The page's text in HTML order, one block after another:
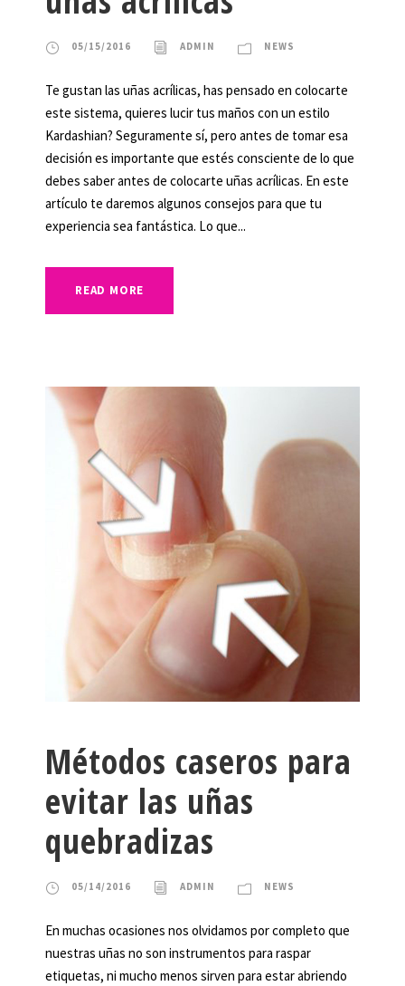
05/15/2016 ADMIN NEWS
Te gustan las uñas acrílicas, has pensado en colocarte
este sistema, quieres lucir tus maños con un estilo
Kardashian? Seguramente sí, pero antes de tomar esa
decisión es importante que estés consciente de lo que
debes saber antes de colocarte uñas acrílicas. En este
artículo te daremos algunos consejos para que tu
experiencia sea fantástica. Lo que...
READ MORE
Métodos caseros para
evitar las uñas
quebradizas
05/14/2016 ADMIN NEWS
En muchas ocasiones nos olvidamos por completo que
nuestras uñas no son instrumentos para raspar
etiquetas, ni mucho menos sirven para estar abriendo